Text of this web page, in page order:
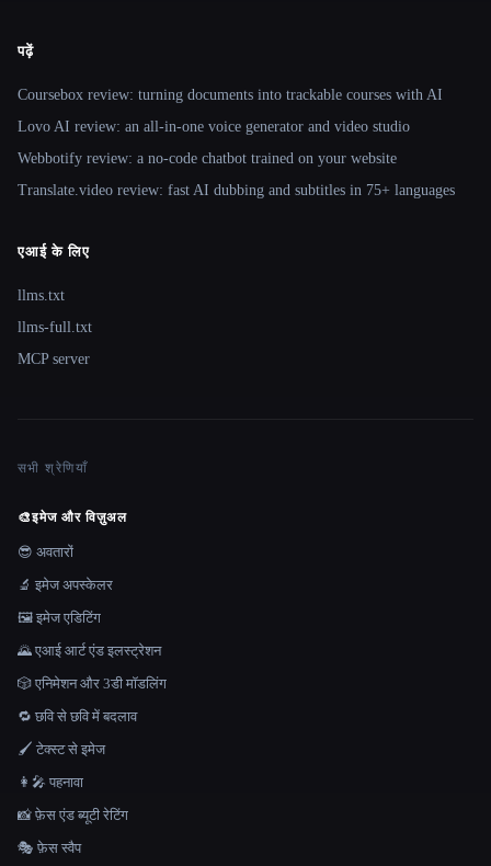
पढ़ें
Coursebox review: turning documents into trackable courses with AI
Lovo AI review: an all-in-one voice generator and video studio
Webbotify review: a no-code chatbot trained on your website
Translate.video review: fast AI dubbing and subtitles in 75+ languages
एआई के लिए
llms.txt
llms-full.txt
MCP server
सभी श्रेणियाँ
🎨इमेज और विज़ुअल
😎 अवतारों
🔬 इमेज अपस्केलर
🖼️ इमेज एडिटिंग
🌄 एआई आर्ट एंड इलस्ट्रेशन
🎲 एनिमेशन और 3डी मॉडलिंग
🔁 छवि से छवि में बदलाव
🖌️ टेक्स्ट से इमेज
👩‍🎤 पहनावा
📸 फ़ेस एंड ब्यूटी रेटिंग
🎭 फ़ेस स्वैप